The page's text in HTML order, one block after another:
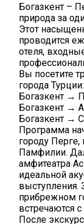
Богазкент –
природа за
Этот
проводится
отеля,
Вы посетите
города Турции:
Богазкент →
Богазкент →
Богазкент →
Программа
городу
Памфилии.
амфитеатра
идеальной
прибрежном
встречаются
После